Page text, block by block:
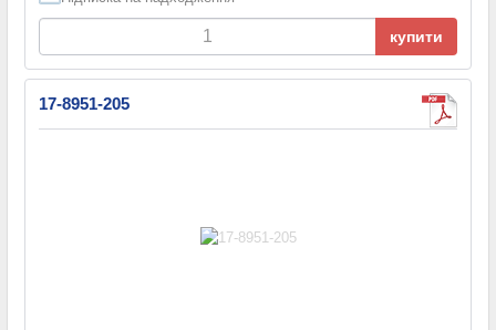
купити
17-8951-205